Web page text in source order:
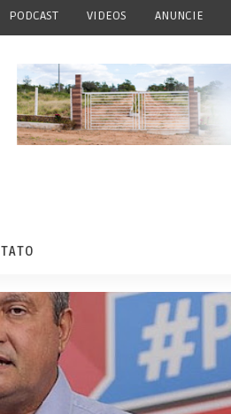
PODCAST VIDEOS ANUNCIE